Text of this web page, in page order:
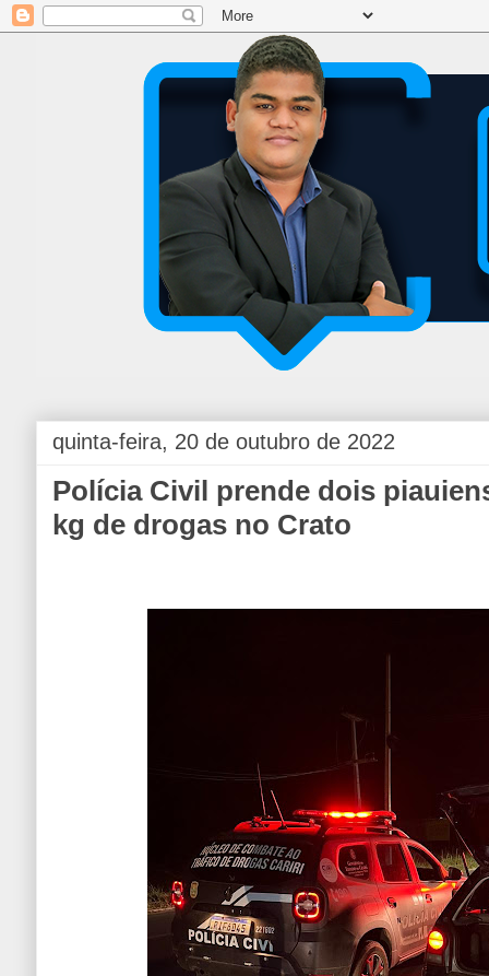
quinta-feira, 20 de outubro de 2022
Polícia Civil prende dois
kg de drogas no Crato